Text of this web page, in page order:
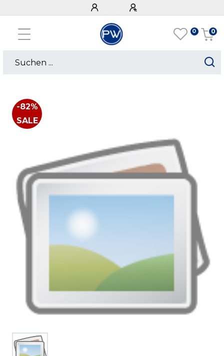
0 0
-82%
SALE